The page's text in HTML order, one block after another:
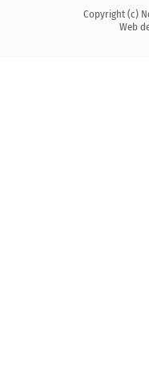
Copyright (c)
Web